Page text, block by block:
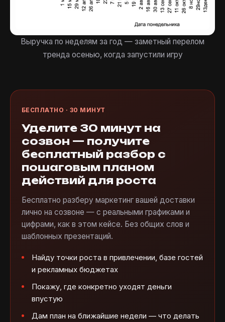
Выручка по неделям за год — заметный перелом
тренда осенью, когда запустили игру
БЕСПЛАТНО · 30 МИНУТ
Уделите 30 минут на
созвон — получите
бесплатный разбор с
пошаговым планом
действий для роста
Бесплатно разберу маркетинг вашей доставки
лично на созвоне — с реальными графиками и
цифрами, как в этом кейсе. Без общих слов и
шаблонных презентаций.
Найду точки роста в привлечении, базе гостей
и рекламных бюджетах
Покажу, где конкретно уходят деньги
впустую
Дам план на ближайшие недели — что делать